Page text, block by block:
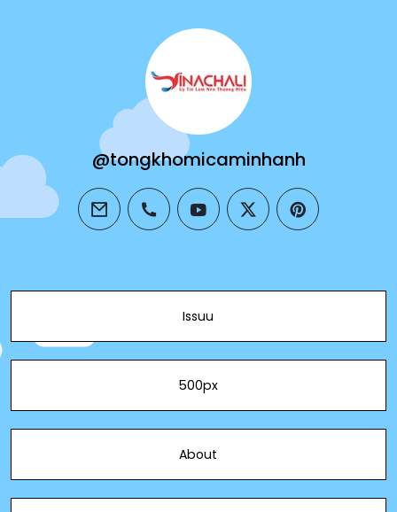
@tongkhomicaminhanh
email phone youtubetwitterpinterest
Issuu
500px
About